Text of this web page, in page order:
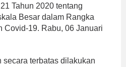
Tahun 2020 tentang
Besar dalam Rangka
Covid-19. Rabu, 06 Januari
secara terbatas dilakukan